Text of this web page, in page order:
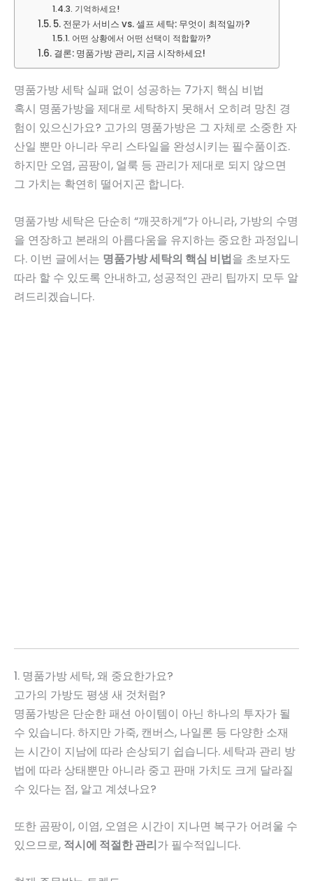
기억하세요!
5. 전문가 서비스 vs. 셀프 세탁: 무엇이 최적일까?
어떤 상황에서 어떤 선택이 적합할까?
결론: 명품가방 관리, 지금 시작하세요!
명품가방 세탁 실패 없이 성공하는 7가지 핵심 비법
혹시 명품가방을 제대로 세탁하지 못해서 오히려 망친 경
험이 있으신가요? 고가의 명품가방은 그 자체로 소중한 자
산일 뿐만 아니라 우리 스타일을 완성시키는 필수품이죠.
하지만 오염, 곰팡이, 얼룩 등 관리가 제대로 되지 않으면
그 가치는 확연히 떨어지곤 합니다.
명품가방 세탁은 단순히 “깨끗하게”가 아니라, 가방의 수명
을 연장하고 본래의 아름다움을 유지하는 중요한 과정입니
다. 이번 글에서는 명품가방 세탁의 핵심 비법을 초보자도
따라 할 수 있도록 안내하고, 성공적인 관리 팁까지 모두 알
려드리겠습니다.
1. 명품가방 세탁, 왜 중요한가요?
고가의 가방도 평생 새 것처럼?
명품가방은 단순한 패션 아이템이 아닌 하나의 투자가 될
수 있습니다. 하지만 가죽, 캔버스, 나일론 등 다양한 소재
는 시간이 지남에 따라 손상되기 쉽습니다. 세탁과 관리 방
법에 따라 상태뿐만 아니라 중고 판매 가치도 크게 달라질
수 있다는 점, 알고 계셨나요?
또한 곰팡이, 이염, 오염은 시간이 지나면 복구가 어려울 수
있으므로, 적시에 적절한 관리가 필수적입니다.